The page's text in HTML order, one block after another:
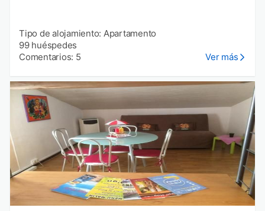
Tipo de alojamiento: Apartamento
99 huéspedes
Comentarios: 5
Ver más